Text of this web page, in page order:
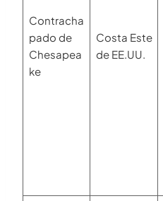
Contracha
pado de
Chesapea
ke
Costa Este
de EE.UU.